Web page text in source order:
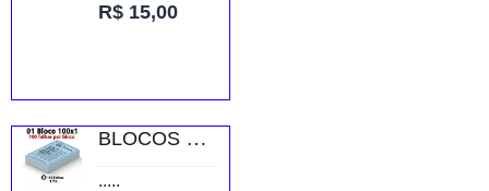
R$ 15,00
BLOCOS E TALÕES 100 FOLHAS AP 75G 100X1 75X105MM
.....